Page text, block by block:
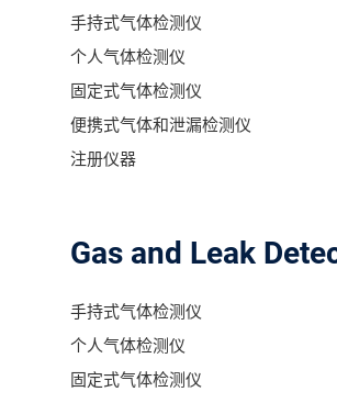
手持式气体检测仪
个人气体检测仪
固定式气体检测仪
便携式气体和泄漏检测仪
注册仪器
Gas and Leak
手持式气体检测仪
个人气体检测仪
固定式气体检测仪